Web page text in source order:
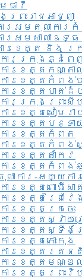
ធាវី​
ះរាជអាជ្ញា
ារអមតុលាការ
ារអមសាលាឧទ្
ារខេត្ត និង ក្
ារក្រុងភ្នំពេ
ារខេត្តកណ្តា
ារខេត្តកំពង់ច
ារខេត្តបាត់ដំ
ារ​ក្រុងព្រះសី
រខេត្តសៀមរា
ារខេត្តបន្ទា
ារខេត្តកំពត
ារខេត្តកំពង់
រខេត្តតាកែវ
ារខេត្តកំពង់
លាការ-អយ្យក
រខេត្តពោធិ៍សា
រខេត្តព្រៃវែ
រខេត្តក្រចេះ
រខេត្តស្វាយ
ារខេត្តស្ទឹង
រខេត្តកោះកុង
ារខេត្តរតន
ការខេត្តមណ្
រខេត្តព្រះវិហ